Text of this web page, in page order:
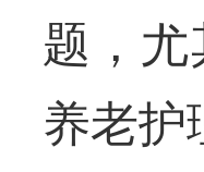
题，
养老护